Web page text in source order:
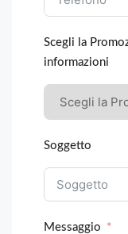
Scegli la
informazioni
Soggetto
Messaggio